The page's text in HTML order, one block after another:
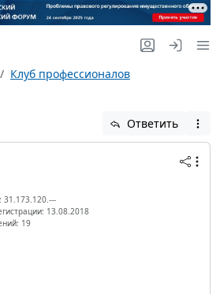
Клуб профессионалов
Ответить
31.173.120.---
13.08.2018
19